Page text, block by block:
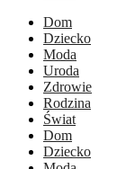
Dom
Dziecko
Moda
Uroda
Zdrowie
Rodzina
Świat
Dom
Dziecko